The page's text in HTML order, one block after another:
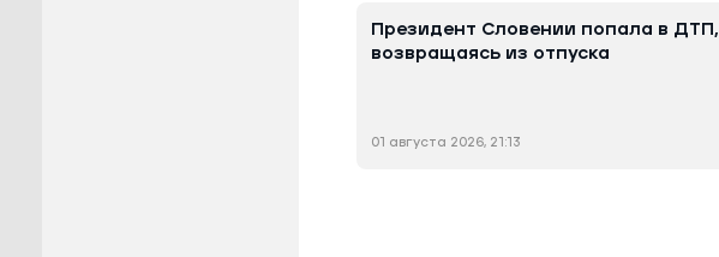
Президент Словении попала в ДТП,
возвращаясь из отпуска
01 августа 2026, 21:13